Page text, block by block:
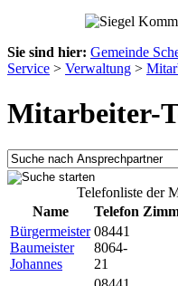
Sie sind hier: Gemeinde
Service > Verwaltung >
Mitarbeiter-
Telefonliste der
Name
Telefon
Bürgermeister
Baumeister
Johannes
08441
8064-
21